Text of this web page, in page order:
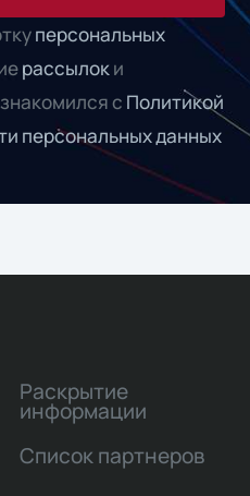
персональных
рассылоки
с Политикой
персональных данных
Раскрытие
информации
Список партнеров